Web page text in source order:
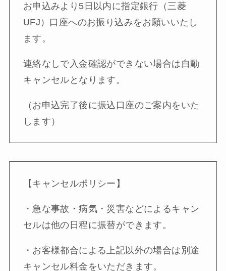
お申込みより5日以内に指定銀行（三菱
UFJ）口座へのお振り込みをお願いいたし
ます。
連絡なしで入金確認ができない場合は自動
キャンセルとなります。
（お申込完了後に振込口座のご案内をいた
します）
【キャンセルポリシー】
・急な事故・病気・災害などによるキャン
セルは他の日程に振替ができます。
・お客様都合による上記以外の場合は別途
キャンセル料金をいただきます。